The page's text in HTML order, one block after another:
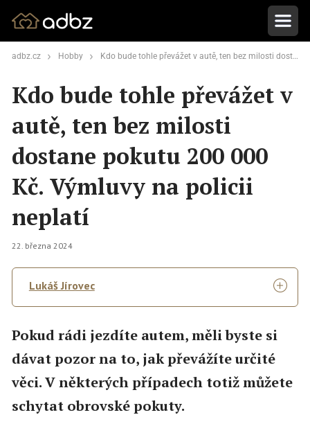
adbz.cz Hobby Kdo bude tohle převážet v autě, ten bez milosti dostane pokutu 200 000 Kč. Výmluvy na policii neplatí
Kdo bude tohle převážet v
autě, ten bez milosti
dostane pokutu 200 000
Kč. Výmluvy na policii
neplatí
22. března 2024
Lukáš Jírovec
Pokud rádi jezdíte autem, měli byste si
dávat pozor na to, jak převážíte určité
věci. V některých případech totiž můžete
schytat obrovské pokuty.